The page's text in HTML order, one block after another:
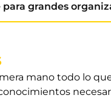
para grandes
mano todo lo